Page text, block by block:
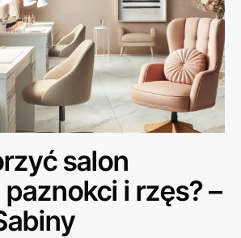
salon
i rzęs? –